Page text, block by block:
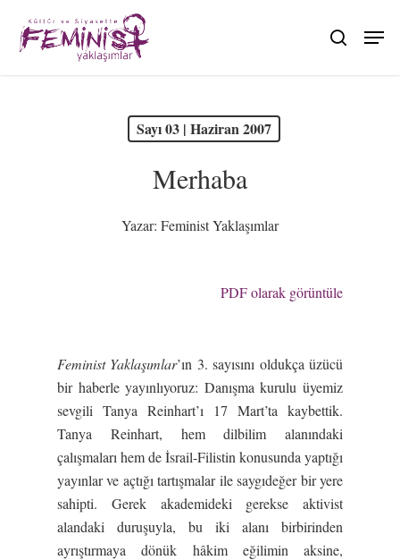
main
search
Sayı 03 | Haziran 2007
Merhaba
Yazar: Feminist Yaklaşımlar
PDF olarak görüntüle
Feminist Yaklaşımlar’ın 3. sayısını oldukça üzücü
bir haberle yayınlıyoruz: Danışma kurulu üyemiz
sevgili Tanya Reinhart’ı 17 Mart’ta kaybettik.
Tanya Reinhart, hem dilbilim alanındaki
çalışmaları hem de İsrail-Filistin konusunda yaptığı
yayınlar ve açtığı tartışmalar ile saygıdeğer bir yere
sahipti. Gerek akademideki gerekse aktivist
alandaki duruşuyla, bu iki alanı birbirinden
ayrıştırmaya dönük hâkim eğilimin aksine,